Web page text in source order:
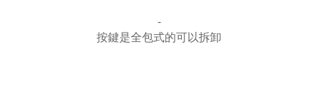
-
按鍵是全包式的可以拆卸